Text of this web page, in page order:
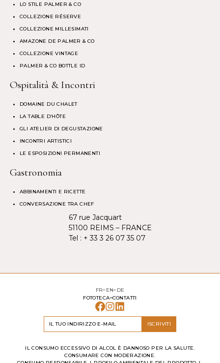
LO STILE PALMER & CO
COLLEZIONE RÉSERVE
COLLEZIONE MILLESIMATI
AMAZONE DE PALMER & CO
COLLEZIONE VINTAGE
PALMER & CO BOTTLE ID
Ospitalità & Incontri
DOMAINE DU CHALET
LA TABLE D’HÔTE
GLI ATELIER DI DEGUSTAZIONE
INCONTRI ARTISTICI
LE ESPOSIZIONI PERMANENTI
Gastronomia
ABBINAMENTI E RICETTE
CONVERSAZIONE TRA CHEF
67 rue Jacquart
51100 REIMS – FRANCE
Tel : + 33 3 26 07 35 07
ISCRIVITI
FOTOTECA CONTATTI
FR EN DE
IL CONSUMO ECCESSIVO DI ALCOL È DANNOSO PER LA SALUTE.
CONSUMARE CON MODERAZIONE.